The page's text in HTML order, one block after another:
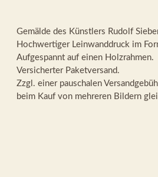
Gemälde des Künstlers Rudolf
Hochwertiger Leinwanddruck im
Aufgespannt auf einen Holzrahmen.
Versicherter Paketversand.
Zzgl. einer pauschalen
beim Kauf von mehreren Bildern